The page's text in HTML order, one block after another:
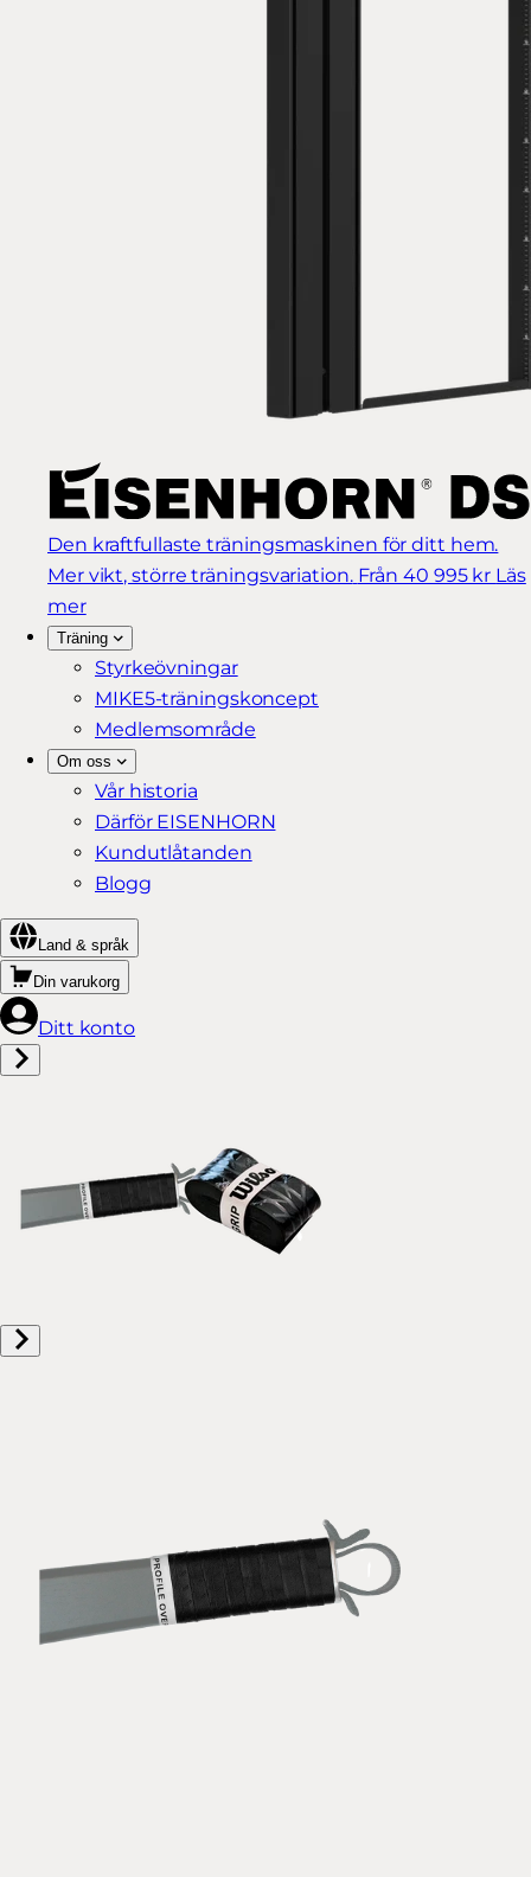
Den kraftfullaste träningsmaskinen för ditt hem.
Mer vikt, större träningsvariation. Från 40 995 kr Läs
mer
Träning
Styrkeövningar
MIKE5-träningskoncept
Medlemsområde
Om oss
Vår historia
Därför EISENHORN
Kundutlåtanden
Blogg
Land & språk
Din varukorg
Ditt konto